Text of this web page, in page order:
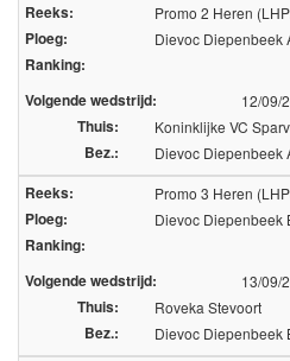
Reeks: Promo 2 Heren
Ploeg: Dievoc Diepenbeek
Ranking:
Volgende wedstrijd:
12/09/
Thuis: Koninklijke VC
Bez.: Dievoc Diepenbeek
Reeks: Promo 3 Heren
Ploeg: Dievoc Diepenbeek
Ranking:
Volgende wedstrijd:
13/09/
Thuis: Roveka Stevoort
Bez.: Dievoc Diepenbeek